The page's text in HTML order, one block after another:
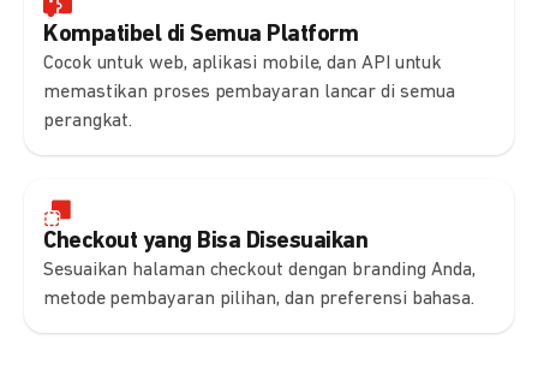
Kompatibel di Semua Platform
Cocok untuk web, aplikasi mobile, dan API untuk
memastikan proses pembayaran lancar di semua
perangkat.
Checkout yang Bisa Disesuaikan
Sesuaikan halaman checkout dengan branding Anda,
metode pembayaran pilihan, dan preferensi bahasa.